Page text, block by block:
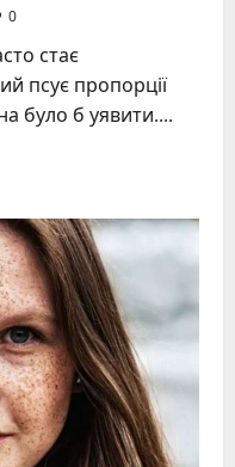
0
стає
псує пропорції
було б уявити....